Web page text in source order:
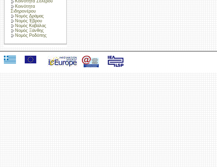
Κοινότητα Σελέρου
Κοινότητα
Σιδηρονέρου
Νομός Δράμας
Νομός Έβρου
Νομός Καβάλας
Νομός Ξάνθης
Νομός Ροδόπης